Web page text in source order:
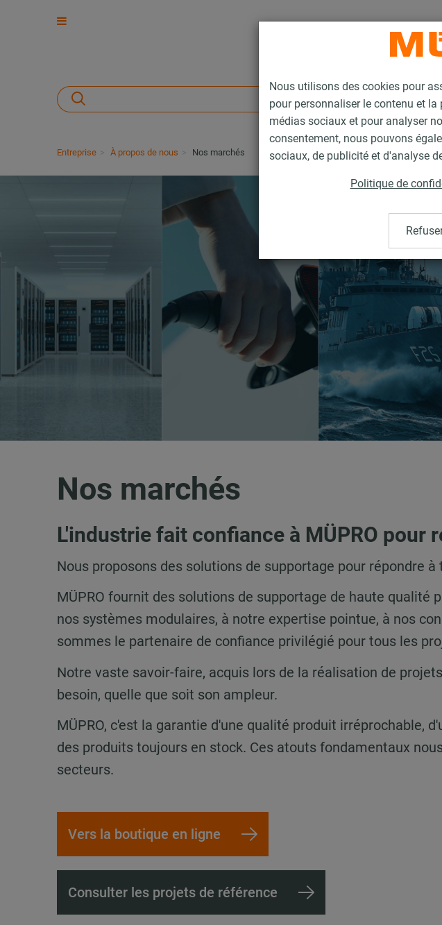
Nous utilisons des cookies pour
pour personnaliser le contenu et
médias sociaux et pour analyser
consentement, nous pouvons
sociaux, de publicité et d'analyse
Politique de
Entreprise À propos de nous Nos marchés
Nos marchés
L'industrie fait confiance à MÜPRO pour
Nous proposons des solutions de supportage pour répondre
MÜPRO fournit des solutions de supportage de haute
nos systèmes modulaires, à notre expertise pointue, à nos
sommes le partenaire de confiance privilégié pour tous les
Notre vaste savoir-faire, acquis lors de la réalisation de
besoin, quelle que soit son ampleur.
MÜPRO, c'est la garantie d'une qualité produit irréprochable,
des produits toujours en stock. Ces atouts fondamentaux
secteurs.
Vers la boutique en ligne
Consulter les projets de référence